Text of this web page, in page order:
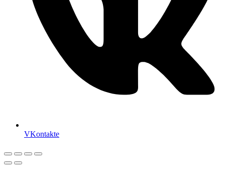
VKontakte